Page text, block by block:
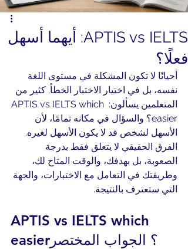
APTIS vs IELTS: أيهما أسهل
فعلًا؟
أحيانًا لا تكون المشكلة في مستوى اللغة
نفسه، بل في اختيار الاختبار الخطأ. كثير من
المتعلمين يسألون: APTIS vs IELTS which
easier؟ والسؤال في مكانه تمامًا، لأن
الأسهل لشخص قد لا يكون الأسهل لغيره.
الفرق الحقيقي لا يتعلق فقط بدرجة
الصعوبة، بل بهدفك، والوقت المتاح لك،
وطريقتك في التعامل مع الاختبارات، والجهة
التي ستعترف بالنتيجة.
APTIS vs IELTS which
easier؟ الجواب المختصر